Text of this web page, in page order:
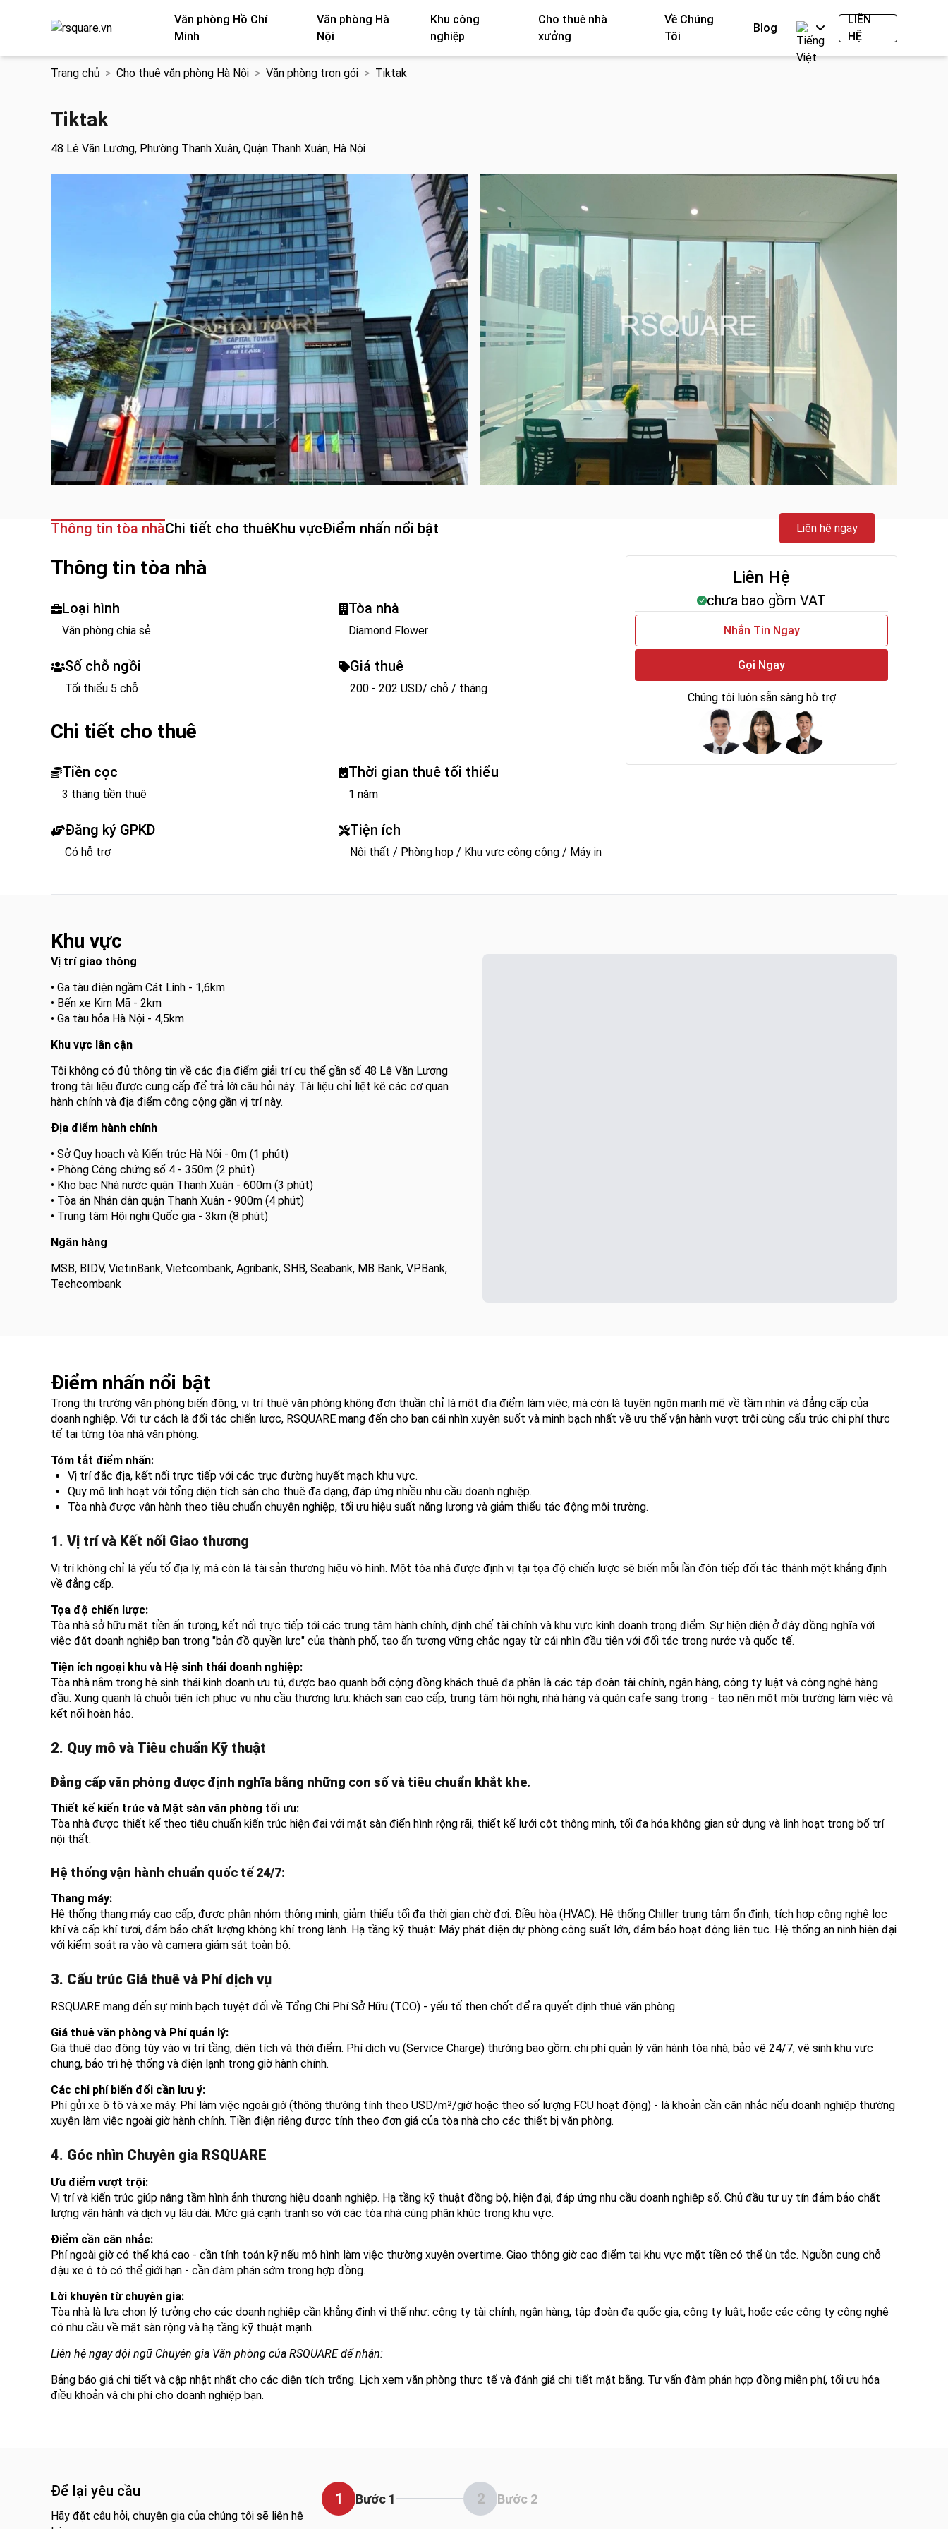
Văn phòng Hồ Chí
Minh
Văn phòng Hà
Nội
Khu công
nghiệp
Cho thuê nhà
xưởng
Về Chúng
Tôi
Blog
LIÊN
HỆ
Trang chủ Cho thuê văn phòng Hà Nội Văn phòng trọn gói Tiktak
Tiktak
48 Lê Văn Lương, Phường Thanh Xuân, Quận Thanh Xuân, Hà Nội
Thông tin tòa nhàChi tiết cho thuêKhu vựcĐiểm nhấn nổi bật Liên hệ ngay
Thông tin tòa nhà
Loại hình
Văn phòng chia sẻ
Tòa nhà
Diamond Flower
Số chỗ ngồi
Tối thiểu 5 chỗ
Giá thuê
200 - 202 USD/ chỗ / tháng
Chi tiết cho thuê
Tiền cọc
3 tháng tiền thuê
Thời gian thuê tối thiểu
1 năm
Đăng ký GPKD
Có hỗ trợ
Tiện ích
Nội thất / Phòng họp / Khu vực công cộng / Máy in
Liên Hệ
chưa bao gồm VAT
Nhắn Tin Ngay
Gọi Ngay
Chúng tôi luôn sẵn sàng hỗ trợ
Khu vực
Vị trí giao thông
• Ga tàu điện ngầm Cát Linh - 1,6km
• Bến xe Kim Mã - 2km
• Ga tàu hỏa Hà Nội - 4,5km
Khu vực lân cận
Tôi không có đủ thông tin về các địa điểm giải trí cụ thể gần số 48 Lê Văn Lương
trong tài liệu được cung cấp để trả lời câu hỏi này. Tài liệu chỉ liệt kê các cơ quan
hành chính và địa điểm công cộng gần vị trí này.
Địa điểm hành chính
• Sở Quy hoạch và Kiến trúc Hà Nội - 0m (1 phút)
• Phòng Công chứng số 4 - 350m (2 phút)
• Kho bạc Nhà nước quận Thanh Xuân - 600m (3 phút)
• Tòa án Nhân dân quận Thanh Xuân - 900m (4 phút)
• Trung tâm Hội nghị Quốc gia - 3km (8 phút)
Ngân hàng
MSB, BIDV, VietinBank, Vietcombank, Agribank, SHB, Seabank, MB Bank, VPBank,
Techcombank
Điểm nhấn nổi bật
Trong thị trường văn phòng biến động, vị trí thuê văn phòng không đơn thuần chỉ là một địa điểm làm việc, mà còn là tuyên ngôn mạnh mẽ về tầm nhìn và đẳng cấp của
doanh nghiệp. Với tư cách là đối tác chiến lược, RSQUARE mang đến cho bạn cái nhìn xuyên suốt và minh bạch nhất về ưu thế vận hành vượt trội cùng cấu trúc chi phí thực
tế tại từng tòa nhà văn phòng.
Tóm tắt điểm nhấn:
Vị trí đắc địa, kết nối trực tiếp với các trục đường huyết mạch khu vực.
Quy mô linh hoạt với tổng diện tích sàn cho thuê đa dạng, đáp ứng nhiều nhu cầu doanh nghiệp.
Tòa nhà được vận hành theo tiêu chuẩn chuyên nghiệp, tối ưu hiệu suất năng lượng và giảm thiểu tác động môi trường.
1. Vị trí và Kết nối Giao thương
Vị trí không chỉ là yếu tố địa lý, mà còn là tài sản thương hiệu vô hình. Một tòa nhà được định vị tại tọa độ chiến lược sẽ biến mỗi lần đón tiếp đối tác thành một khẳng định
về đẳng cấp.
Tọa độ chiến lược:
Tòa nhà sở hữu mặt tiền ấn tượng, kết nối trực tiếp tới các trung tâm hành chính, định chế tài chính và khu vực kinh doanh trọng điểm. Sự hiện diện ở đây đồng nghĩa với
việc đặt doanh nghiệp bạn trong "bản đồ quyền lực" của thành phố, tạo ấn tượng vững chắc ngay từ cái nhìn đầu tiên với đối tác trong nước và quốc tế.
Tiện ích ngoại khu và Hệ sinh thái doanh nghiệp:
Tòa nhà nằm trong hệ sinh thái kinh doanh ưu tú, được bao quanh bởi cộng đồng khách thuê đa phần là các tập đoàn tài chính, ngân hàng, công ty luật và công nghệ hàng
đầu. Xung quanh là chuỗi tiện ích phục vụ nhu cầu thượng lưu: khách sạn cao cấp, trung tâm hội nghị, nhà hàng và quán cafe sang trọng - tạo nên một môi trường làm việc và
kết nối hoàn hảo.
2. Quy mô và Tiêu chuẩn Kỹ thuật
Đẳng cấp văn phòng được định nghĩa bằng những con số và tiêu chuẩn khắt khe.
Thiết kế kiến trúc và Mặt sàn văn phòng tối ưu:
Tòa nhà được thiết kế theo tiêu chuẩn kiến trúc hiện đại với mặt sàn điển hình rộng rãi, thiết kế lưới cột thông minh, tối đa hóa không gian sử dụng và linh hoạt trong bố trí
nội thất.
Hệ thống vận hành chuẩn quốc tế 24/7:
Thang máy:
Hệ thống thang máy cao cấp, được phân nhóm thông minh, giảm thiểu tối đa thời gian chờ đợi. Điều hòa (HVAC): Hệ thống Chiller trung tâm ổn định, tích hợp công nghệ lọc
khí và cấp khí tươi, đảm bảo chất lượng không khí trong lành. Hạ tầng kỹ thuật: Máy phát điện dự phòng công suất lớn, đảm bảo hoạt động liên tục. Hệ thống an ninh hiện đại
với kiểm soát ra vào và camera giám sát toàn bộ.
3. Cấu trúc Giá thuê và Phí dịch vụ
RSQUARE mang đến sự minh bạch tuyệt đối về Tổng Chi Phí Sở Hữu (TCO) - yếu tố then chốt để ra quyết định thuê văn phòng.
Giá thuê văn phòng và Phí quản lý:
Giá thuê dao động tùy vào vị trí tầng, diện tích và thời điểm. Phí dịch vụ (Service Charge) thường bao gồm: chi phí quản lý vận hành tòa nhà, bảo vệ 24/7, vệ sinh khu vực
chung, bảo trì hệ thống và điện lạnh trong giờ hành chính.
Các chi phí biến đổi cần lưu ý:
Phí gửi xe ô tô và xe máy. Phí làm việc ngoài giờ (thông thường tính theo USD/m²/giờ hoặc theo số lượng FCU hoạt động) - là khoản cần cân nhắc nếu doanh nghiệp thường
xuyên làm việc ngoài giờ hành chính. Tiền điện riêng được tính theo đơn giá của tòa nhà cho các thiết bị văn phòng.
4. Góc nhìn Chuyên gia RSQUARE
Ưu điểm vượt trội:
Vị trí và kiến trúc giúp nâng tầm hình ảnh thương hiệu doanh nghiệp. Hạ tầng kỹ thuật đồng bộ, hiện đại, đáp ứng nhu cầu doanh nghiệp số. Chủ đầu tư uy tín đảm bảo chất
lượng vận hành và dịch vụ lâu dài. Mức giá cạnh tranh so với các tòa nhà cùng phân khúc trong khu vực.
Điểm cần cân nhắc:
Phí ngoài giờ có thể khá cao - cần tính toán kỹ nếu mô hình làm việc thường xuyên overtime. Giao thông giờ cao điểm tại khu vực mặt tiền có thể ùn tắc. Nguồn cung chỗ
đậu xe ô tô có thể giới hạn - cần đàm phán sớm trong hợp đồng.
Lời khuyên từ chuyên gia:
Tòa nhà là lựa chọn lý tưởng cho các doanh nghiệp cần khẳng định vị thế như: công ty tài chính, ngân hàng, tập đoàn đa quốc gia, công ty luật, hoặc các công ty công nghệ
có nhu cầu về mặt sàn rộng và hạ tầng kỹ thuật mạnh.
Liên hệ ngay đội ngũ Chuyên gia Văn phòng của RSQUARE để nhận:
Bảng báo giá chi tiết và cập nhật nhất cho các diện tích trống. Lịch xem văn phòng thực tế và đánh giá chi tiết mặt bằng. Tư vấn đàm phán hợp đồng miễn phí, tối ưu hóa
điều khoản và chi phí cho doanh nghiệp bạn.
Để lại yêu cầu
Hãy đặt câu hỏi, chuyên gia của chúng tôi sẽ liên hệ
1 Bước 1 2 Bước 2